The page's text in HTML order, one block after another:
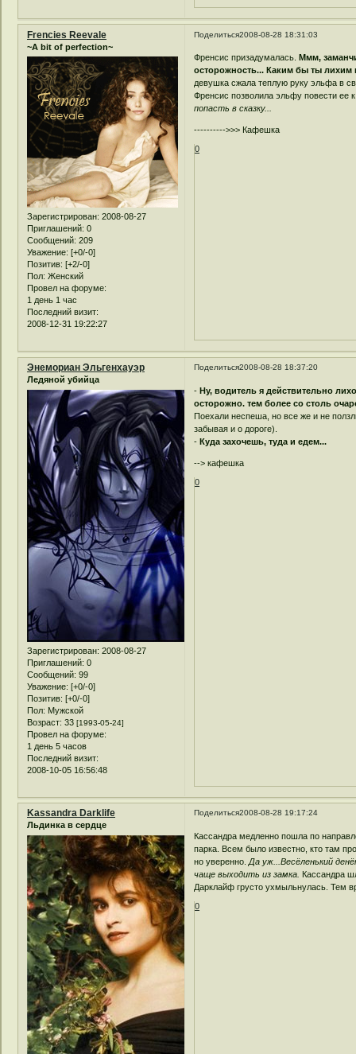
Поделиться2008-08-28 18:31:03
Frencies Reevale
~A bit of perfection~
Зарегистрирован: 2008-08-27
Приглашений: 0
Сообщений: 209
Уважение: [+0/-0]
Позитив: [+2/-0]
Пол: Женский
Провел на форуме:
1 день 1 час
Последний визит:
2008-12-31 19:22:27
Френсис призадумалась. Ммм,
осторожность... Каким бы ты лихим
девушка сжала теплую руку эльфа в
Френсис позволила эльфу повести ее
попасть в сказку...
---------->>> Кафешка
0
Поделиться2008-08-28 18:37:20
Энемориан Эльгенхауэр
Ледяной убийца
Зарегистрирован: 2008-08-27
Приглашений: 0
Сообщений: 99
Уважение: [+0/-0]
Позитив: [+0/-0]
Пол: Мужской
Возраст: 33 [1993-05-24]
Провел на форуме:
1 день 5 часов
Последний визит:
2008-10-05 16:56:48
-Ну, водитель я действительно
осторожно. тем более со столь
Поехали неспеша, но все же и не
забывая и о дороге).
-Куда захочешь, туда и едем...
--> кафешка
0
Поделиться2008-08-28 19:17:24
Kassandra Darklife
Льдинка в сердце
Кассандра медленно пошла по
парка. Всем было известно, кто там
но уверенно.Да уж...Весёленький
чаще выходить из замка. Кассандра
Дарклайф грусто ухмыльнулась. Тем
0